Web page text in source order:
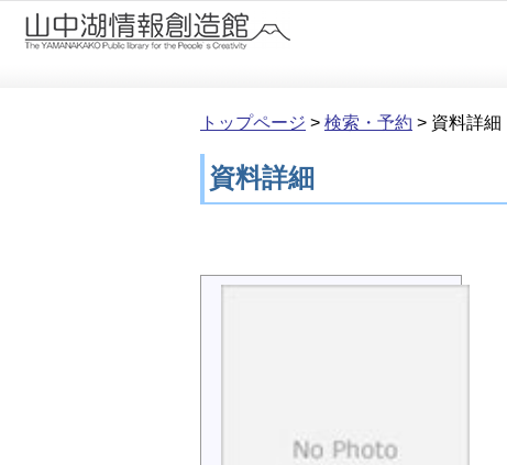
本文へ移動
トップページ > 検索・予約 > 資料詳細
資料詳細